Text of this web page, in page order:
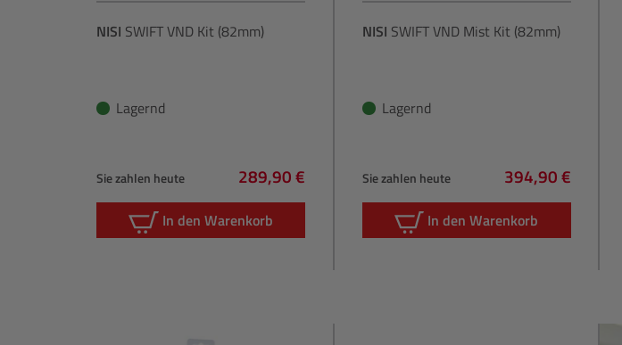
NISI SWIFT VND Kit (82mm)
Lagernd
Sie zahlen heute
Regulärer Preis:
289,90 €
In den Warenkorb
NISI SWIFT VND Mist Kit (82mm)
Lagernd
Sie zahlen heute
Regulärer Preis:
394,90 €
In den Warenkorb